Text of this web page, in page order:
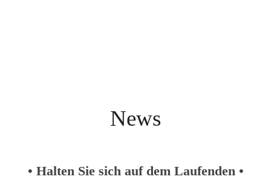
News
• Halten Sie sich auf dem Laufenden •